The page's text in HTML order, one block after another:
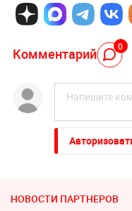
Комментарий 0
НОВОСТИ ПАРТНЕРОВ